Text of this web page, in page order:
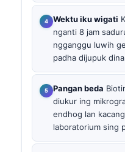
Wektu iku wigati
nganti 8 jam
ngganggu luwih
padha dijupuk
Pangan beda
diukur ing
endhog lan
laboratorium sing